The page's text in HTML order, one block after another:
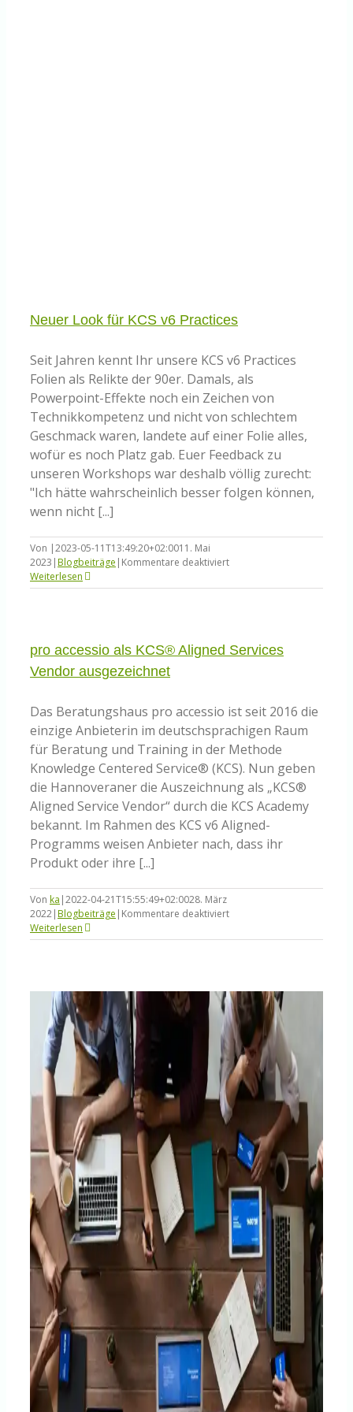
Neuer Look für KCS v6 Practices
Seit Jahren kennt Ihr unsere KCS v6 Practices
Folien als Relikte der 90er. Damals, als
Powerpoint-Effekte noch ein Zeichen von
Technikkompetenz und nicht von schlechtem
Geschmack waren, landete auf einer Folie alles,
wofür es noch Platz gab. Euer Feedback zu
unseren Workshops war deshalb völlig zurecht:
"Ich hätte wahrscheinlich besser folgen können,
wenn nicht [...]
Von |2023-05-11T13:49:20+02:0011. Mai
2023 |Blogbeiträge | Kommentare deaktiviertfür
Look
Practices
Weiterlesen
pro accessio als KCS® Aligned Services
Vendor ausgezeichnet
Das Beratungshaus pro accessio ist seit 2016 die
einzige Anbieterin im deutschsprachigen Raum
für Beratung und Training in der Methode
Knowledge Centered Service® (KCS). Nun geben
die Hannoveraner die Auszeichnung als „KCS®
Aligned Service Vendor“ durch die KCS Academy
bekannt. Im Rahmen des KCS v6 Aligned-
Programms weisen Anbieter nach, dass ihr
Produkt oder ihre [...]
Von ka |2022-04-21T15:55:49+02:0028. März
2022|Blogbeiträge | Kommentare deaktiviertfür
accessio
Services
Vendor
ausgezeichnet
Weiterlesen